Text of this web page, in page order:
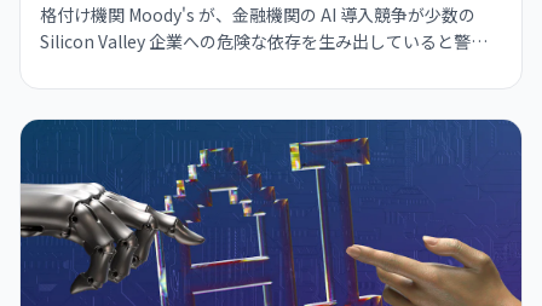
格付け機関 Moody's が、金融機関の AI 導入競争が少数の
Silicon Valley 企業への危険な依存を生み出していると警
造が形成されつつあり、金融システムのリスク要因になり得
ると指摘した。